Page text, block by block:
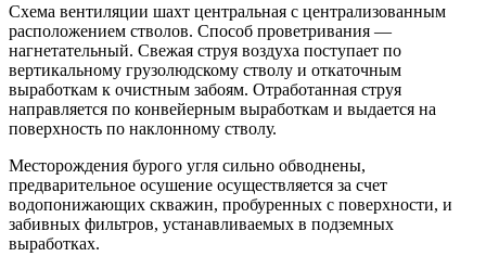
Схема вентиляции шахт центральная с централизованным
расположением стволов. Способ проветривания —
нагнетательный. Свежая струя воздуха поступает по
вертикальному грузолюдскому стволу и откаточным
выработкам к очистным забоям. Отработанная струя
направляется по конвейерным выработкам и выдается на
поверхность по наклонному стволу.
Месторождения бурого угля сильно обводнены,
предварительное осушение осуществляется за счет
водопонижающих скважин, пробуренных с поверхности, и
забивных фильтров, устанавливаемых в подземных
выработках.